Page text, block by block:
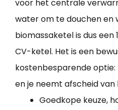
voor het centrale
water om te douchen en
biomassaketel is dus een
CV-ketel. Het is een
kostenbesparende
en je neemt afscheid van
Goedkope keuze,